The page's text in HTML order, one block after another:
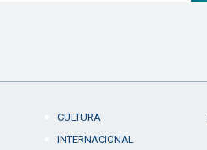
CULTURA
INTERNACIONAL